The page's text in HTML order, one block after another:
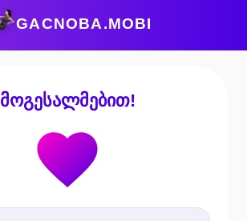
GACNOBA.MOBI
მოგესალმებით!